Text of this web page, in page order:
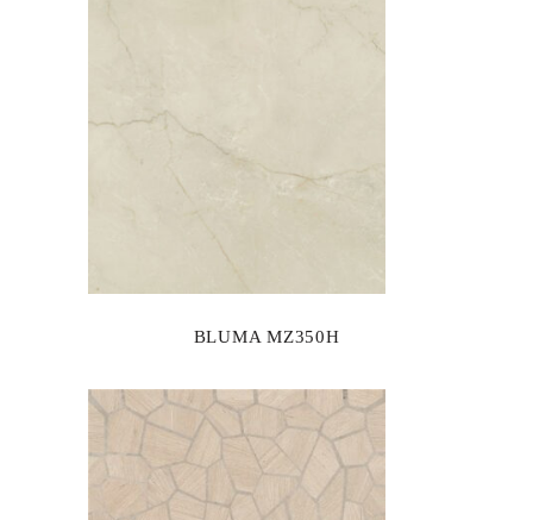
BLUMA MZ350H